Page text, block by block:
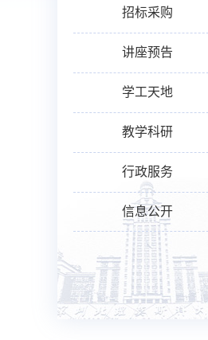
招标采购
讲座预告
学工天地
教学科研
行政服务
信息公开